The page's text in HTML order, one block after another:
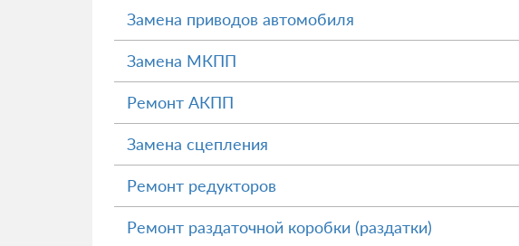
Замена приводов автомобиля
Замена МКПП
Ремонт АКПП
Замена сцепления
Ремонт редукторов
Ремонт раздаточной коробки (раздатки)